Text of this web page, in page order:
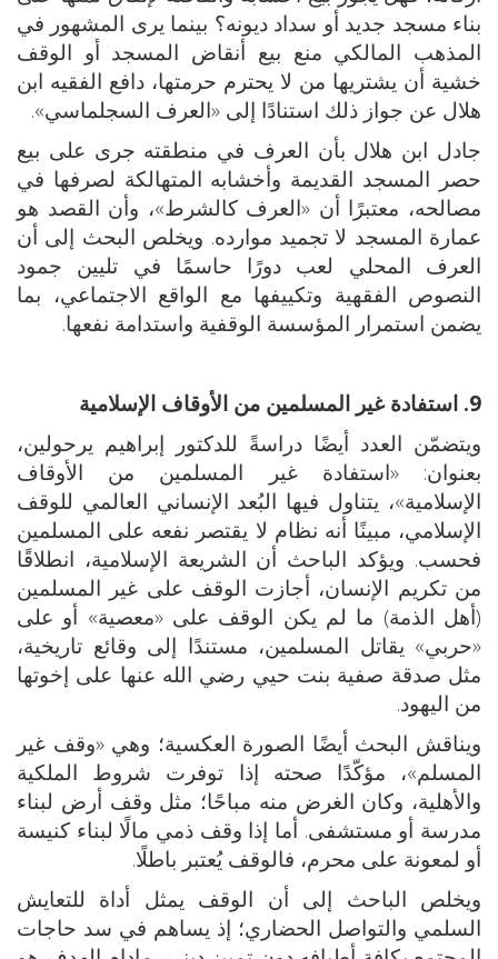
بناء مسجد جديد أو سداد ديونه؟ بينما يرى المشهور في
المذهب المالكي منع بيع أنقاض المسجد أو الوقف
خشية أن يشتريها من لا يحترم حرمتها، دافع الفقيه ابن
هلال عن جواز ذلك استنادًا إلى «العرف السجلماسي».
جادل ابن هلال بأن العرف في منطقته جرى على بيع
حصر المسجد القديمة وأخشابه المتهالكة لصرفها في
مصالحه، معتبرًا أن «العرف كالشرط»، وأن القصد هو
عمارة المسجد لا تجميد موارده. ويخلص البحث إلى أن
العرف المحلي لعب دورًا حاسمًا في تليين جمود
النصوص الفقهية وتكييفها مع الواقع الاجتماعي، بما
يضمن استمرار المؤسسة الوقفية واستدامة نفعها.
9. استفادة غير المسلمين من الأوقاف الإسلامية
ويتضمّن العدد أيضًا دراسةً للدكتور إبراهيم يرحولين،
بعنوان: «استفادة غير المسلمين من الأوقاف
الإسلامية»، يتناول فيها البُعد الإنساني العالمي للوقف
الإسلامي، مبينًا أنه نظام لا يقتصر نفعه على المسلمين
فحسب. ويؤكد الباحث أن الشريعة الإسلامية، انطلاقًا
من تكريم الإنسان، أجازت الوقف على غير المسلمين
(أهل الذمة) ما لم يكن الوقف على «معصية» أو على
«حربي» يقاتل المسلمين، مستندًا إلى وقائع تاريخية،
مثل صدقة صفية بنت حيي رضي الله عنها على إخوتها
من اليهود.
ويناقش البحث أيضًا الصورة العكسية؛ وهي «وقف غير
المسلم»، مؤكّدًا صحته إذا توفرت شروط الملكية
والأهلية، وكان الغرض منه مباحًا؛ مثل وقف أرض لبناء
مدرسة أو مستشفى. أما إذا وقف ذمي مالًا لبناء كنيسة
أو لمعونة على محرم، فالوقف يُعتبر باطلًا.
ويخلص الباحث إلى أن الوقف يمثل أداة للتعايش
السلمي والتواصل الحضاري؛ إذ يساهم في سد حاجات